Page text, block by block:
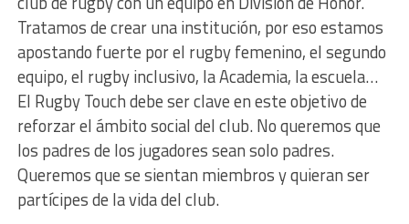
Tratamos de crear una institución, por eso estamos
apostando fuerte por el rugby femenino, el segundo
equipo, el rugby inclusivo, la Academia, la escuela…
El Rugby Touch debe ser clave en este objetivo de
reforzar el ámbito social del club. No queremos que
los padres de los jugadores sean solo padres.
Queremos que se sientan miembros y quieran ser
partícipes de la vida del club.